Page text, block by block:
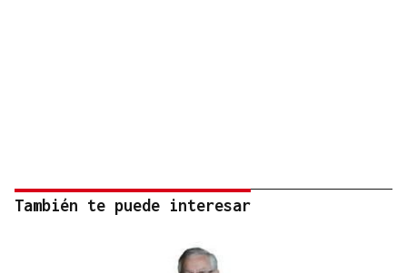
También te puede interesar